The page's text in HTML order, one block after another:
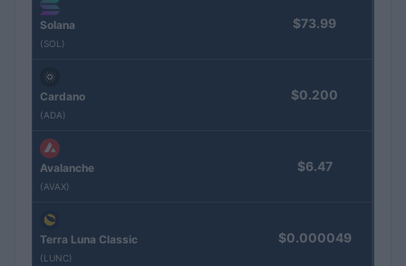
Solana
(SOL)
$73.99
Cardano
(ADA)
$0.200
Avalanche
(AVAX)
$6.47
Terra Luna Classic
(LUNC)
$0.000049